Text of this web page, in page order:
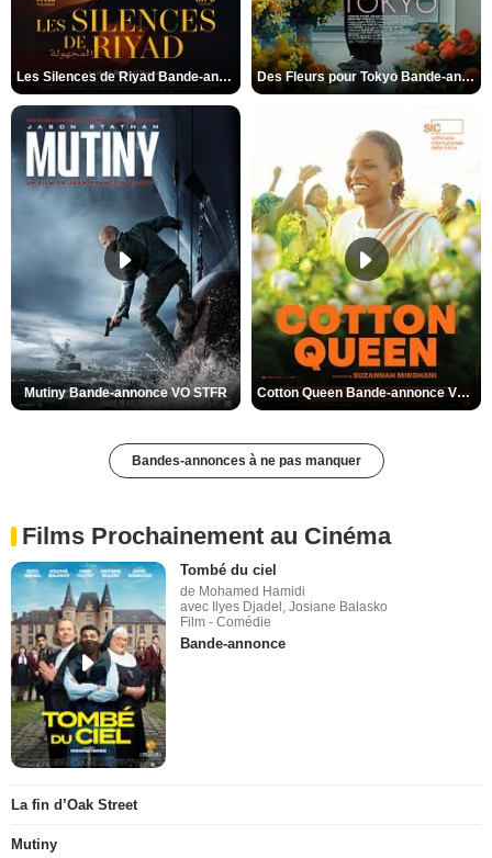
Les Silences de Riyad Bande-annonce VO STFR Des Fleurs pour Tokyo Bande-annonce VO STFR
Mutiny Bande-annonce VO STFR Cotton Queen Bande-annonce VO STFR
Bandes-annonces à ne pas manquer
Films Prochainement au Cinéma
Tombé du ciel
de Mohamed Hamidi
avec Ilyes Djadel, Josiane Balasko
Film - Comédie
Bande-annonce
La fin d’Oak Street
Mutiny